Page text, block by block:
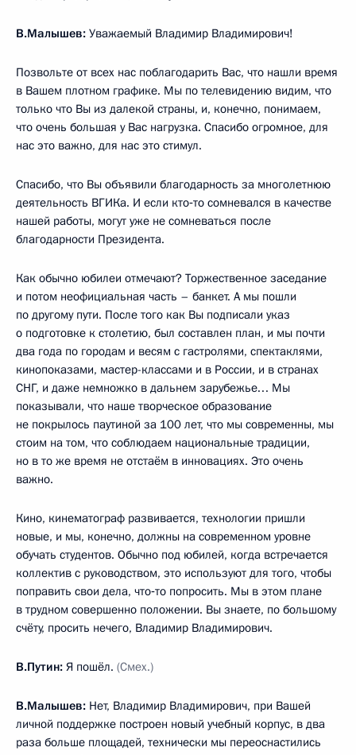
В.Малышев: Уважаемый Владимир Владимирович!
Позвольте от всех нас поблагодарить Вас, что нашли время
в Вашем плотном графике. Мы по телевидению видим, что
только что Вы из далекой страны, и, конечно, понимаем,
что очень большая у Вас нагрузка. Спасибо огромное, для
нас это важно, для нас это стимул.
Спасибо, что Вы объявили благодарность за многолетнюю
деятельность ВГИКа. И если кто‑то сомневался в качестве
нашей работы, могут уже не сомневаться после
благодарности Президента.
Как обычно юбилеи отмечают? Торжественное заседание
и потом неофициальная часть – банкет. А мы пошли
по другому пути. После того как Вы подписали указ
о подготовке к столетию, был составлен план, и мы почти
два года по городам и весям с гастролями, спектаклями,
кинопоказами, мастер-классами и в России, и в странах
СНГ, и даже немножко в дальнем зарубежье… Мы
показывали, что наше творческое образование
не покрылось паутиной за 100 лет, что мы современны, мы
стоим на том, что соблюдаем национальные традиции,
но в то же время не отстаём в инновациях. Это очень
важно.
Кино, кинематограф развивается, технологии пришли
новые, и мы, конечно, должны на современном уровне
обучать студентов. Обычно под юбилей, когда встречается
коллектив с руководством, это используют для того, чтобы
поправить свои дела, что‑то попросить. Мы в этом плане
в трудном совершенно положении. Вы знаете, по большому
счёту, просить нечего, Владимир Владимирович.
В.Путин: Я пошёл. (Смех.)
В.Малышев: Нет, Владимир Владимирович, при Вашей
личной поддержке построен новый учебный корпус, в два
раза больше площадей, технически мы переоснастились